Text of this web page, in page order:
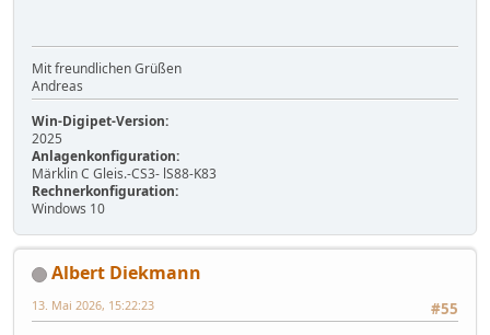
Mit freundlichen Grüßen
Andreas
Win-Digipet-Version:
2025
Anlagenkonfiguration:
Märklin C Gleis.-CS3- lS88-K83
Rechnerkonfiguration:
Windows 10
Albert Diekmann
#55
13. Mai 2026, 15:22:23